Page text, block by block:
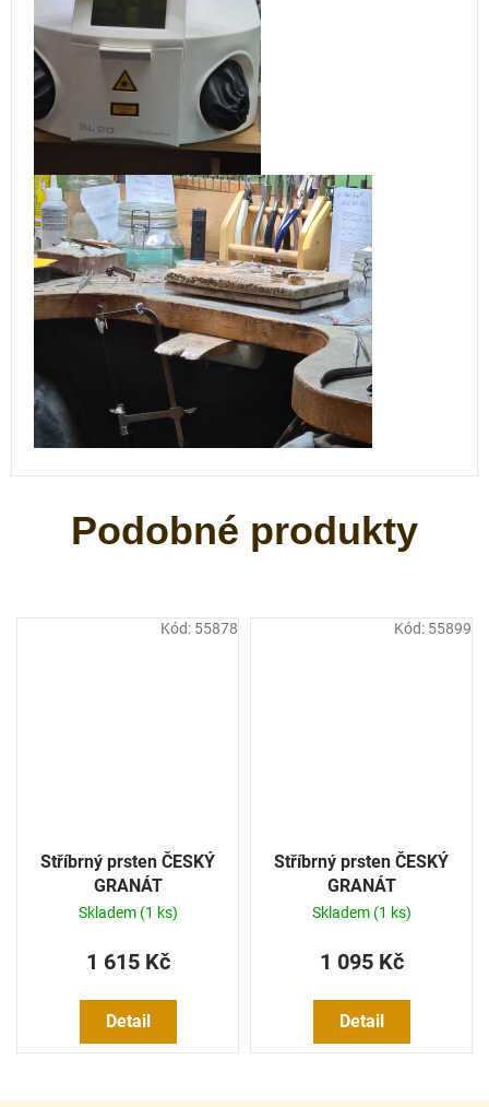
Stříbrný prsten ČESKÝ
GRANÁT
Skladem (1 ks)
1 615 Kč
Detail
Kód: 55878
Stříbrný prsten ČESKÝ
GRANÁT
Skladem (1 ks)
1 095 Kč
Detail
Kód: 55899